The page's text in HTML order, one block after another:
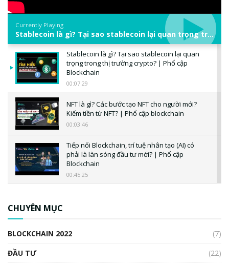
Currently Playing
Stablecoin là gì? Tại sao stablecoin lại quan trọng trong thị trường crypto? | Phổ cập Blockchain
Stablecoin là gì? Tại sao stablecoin lại quan
trọng trong thị trường crypto? | Phổ cập
Blockchain
00:07:29
NFT là gì? Các bước tạo NFT cho người mới?
Kiếm tiền từ NFT? | Phổ cập blockchain
00:03:46
Tiếp nối Blockchain, trí tuệ nhân tạo (AI) có
phải là làn sóng đầu tư mới? | Phổ cập
Blockchain
00:45:25
CHUYÊN MỤC
BLOCKCHAIN 2022
(7)
ĐẦU TƯ
(22)